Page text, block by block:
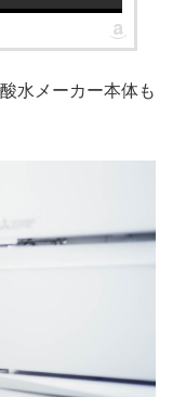
水メーカー本体も